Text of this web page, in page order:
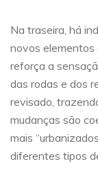
Na traseira, há
novos elementos
reforça a
das rodas e dos
revisado,
mudanças são
mais
diferentes tipos